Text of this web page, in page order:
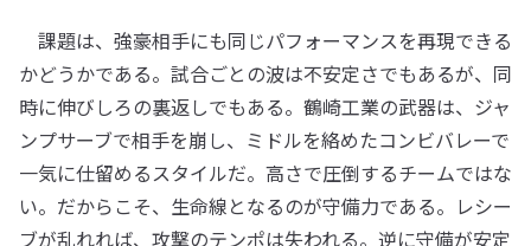
課題は、強豪相手にも同じパフォーマンスを再現できる
かどうかである。試合ごとの波は不安定さでもあるが、同
時に伸びしろの裏返しでもある。鶴崎工業の武器は、ジャ
ンプサーブで相手を崩し、ミドルを絡めたコンビバレーで
一気に仕留めるスタイルだ。高さで圧倒するチームではな
い。だからこそ、生命線となるのが守備力である。レシー
ブが乱れれば、攻撃のテンポは失われる。逆に守備が安定